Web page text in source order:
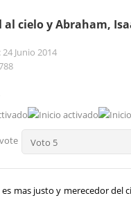
al cielo y Abraham,
Junio 2014
es mas justo y merecedor del